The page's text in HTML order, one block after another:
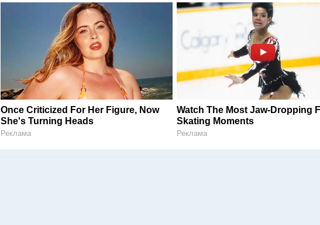
Once Criticized For Her Figure, Now
She's Turning Heads
Реклама
Watch The Most Jaw‑Dropping
Skating Moments
Реклама